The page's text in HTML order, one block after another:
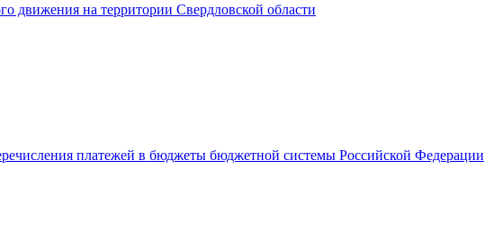
движения на территории Свердловской области
платежей в бюджеты бюджетной системы Российской Федерации